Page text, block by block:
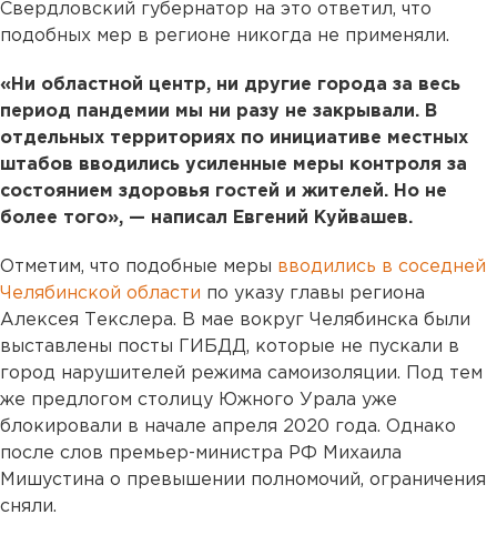
Свердловский губернатор на это ответил, что
подобных мер в регионе никогда не применяли.
«Ни областной центр, ни другие города за весь
период пандемии мы ни разу не закрывали. В
отдельных территориях по инициативе местных
штабов вводились усиленные меры контроля за
состоянием здоровья гостей и жителей. Но не
более того», — написал Евгений Куйвашев.
Отметим, что подобные меры вводились в соседней
Челябинской области по указу главы региона
Алексея Текслера. В мае вокруг Челябинска были
выставлены посты ГИБДД, которые не пускали в
город нарушителей режима самоизоляции. Под тем
же предлогом столицу Южного Урала уже
блокировали в начале апреля 2020 года. Однако
после слов премьер-министра РФ Михаила
Мишустина о превышении полномочий, ограничения
сняли.